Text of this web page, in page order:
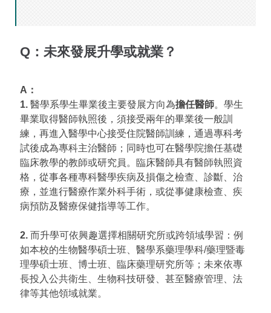
Q：未來發展升學或就業？
A：
1. 醫學系學生畢業後主要發展方向為擔任醫師。學生
畢業取得醫師執照後，須接受兩年的畢業後一般訓
練，再進入醫學中心接受住院醫師訓練，通過專科考
試後成為專科主治醫師；同時也可在醫學院擔任基礎
臨床教學的教師或研究員。臨床醫師具有醫師執照資
格，從事各種專科醫學疾病及損傷之檢查、診斷、治
療，並進行醫療作業外科手術，或從事健康檢查、疾
病預防及醫療保健指導等工作。
2. 而升學可依興趣選擇相關研究所或跨領域學習：例
如本校的生物醫學碩士班、醫學系藥理學科/藥理暨毒
理學碩士班、博士班、臨床藥理研究所等；未來依專
長投入公共衛生、生物科技研發、甚至醫療管理、法
律等其他領域就業。